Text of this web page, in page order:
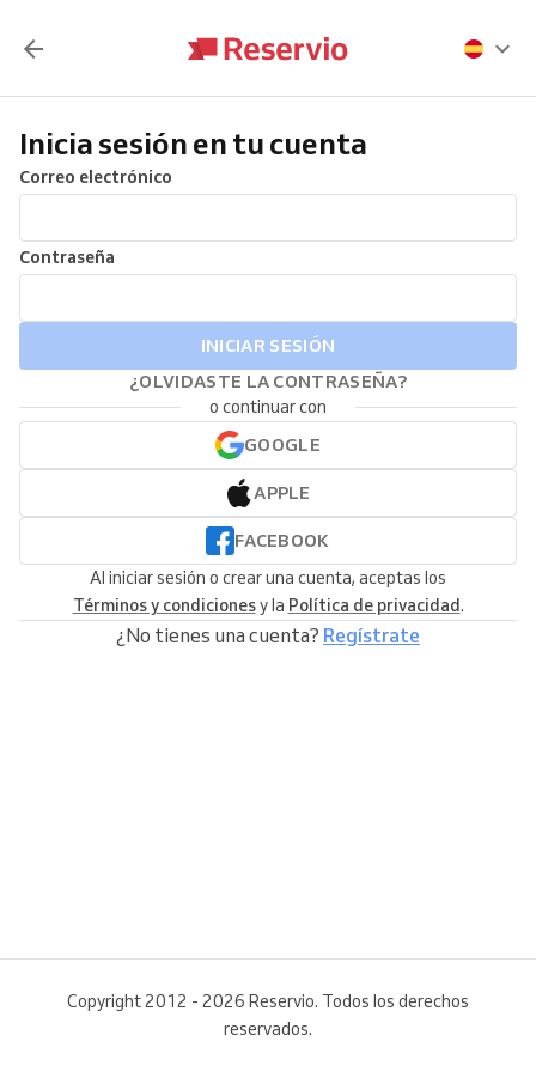
Inicia sesión en tu cuenta
Correo electrónico
Contraseña
INICIAR SESIÓN
¿OLVIDASTE LA CONTRASEÑA?
o continuar con
GOOGLE
APPLE
FACEBOOK
Al iniciar sesión o crear una cuenta, aceptas los
Términos y condicionesy la Política de privacidad.
¿No tienes una cuenta? Regístrate
Copyright 2012 - 2026 Reservio. Todos los derechos
reservados.